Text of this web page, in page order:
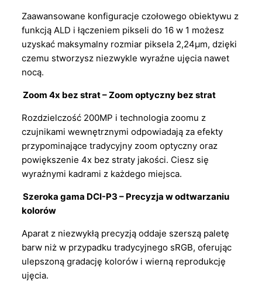
Zaawansowane konfiguracje czołowego obiektywu z
funkcją ALD i łączeniem pikseli do 16 w 1 możesz
uzyskać maksymalny rozmiar piksela 2,24μm, dzięki
czemu stworzysz niezwykle wyraźne ujęcia nawet
nocą.
Zoom 4x bez strat – Zoom optyczny bez strat
Rozdzielczość 200MP i technologia zoomu z
czujnikami wewnętrznymi odpowiadają za efekty
przypominające tradycyjny zoom optyczny oraz
powiększenie 4x bez straty jakości. Ciesz się
wyraźnymi kadrami z każdego miejsca.
Szeroka gama DCI-P3 – Precyzja w odtwarzaniu
kolorów
Aparat z niezwykłą precyzją oddaje szerszą paletę
barw niż w przypadku tradycyjnego sRGB, oferując
ulepszoną gradację kolorów i wierną reprodukcję
ujęcia.